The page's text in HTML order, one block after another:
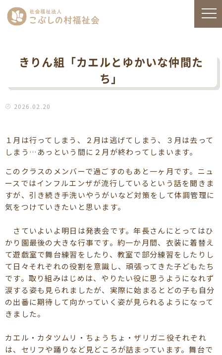
きりん組「カエルとゆかいな仲間た
ち」
2026.02.20
１月は行ってしまう、２月は逃げてしまう、３月は去って
しまう…あっという間に２月が終わってしまいます。
このクラスのメンバーで過ごすのもあと一ヶ月です。ニュ
ースではインフルエンザが流行しているという話を聞きま
すが、引き続き手洗いやうがいなど対策をして体調管理に
気をつけていきたいと思います。
さていよいよ明日は発表会です。年長さんにとってはひ
かり園最後の大きな行事です。約一か月間、衣装に着替え
て遊戯室で舞台練習をしたり、教室で部分練習をしたりし
て日々それぞれの役割を意識し、頑張ってきた子どもたち
です。取り組みはじめは、やりたい役に思うようになれず
涙する姿も見られましたが、実際に始まるとどの子も自分
の出番に期待して向かっていく姿が見られるようになって
きました。
カエル・カタツムリ・ちょうちょ・ザリガニ役それぞれ
は、セリフや踊りなど見どころが詰まっています。舞台で